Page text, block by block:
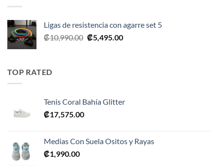
Ligas de resistencia con agarre set 5
₡10,990.00 El
₡5,495.00El
TOP RATED
Tenis Coral Bahía Glitter
₡17,575.00
Medias Con Suela Ositos y Rayas
₡1,990.00